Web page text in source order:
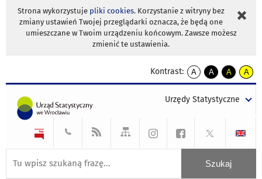
Strona wykorzystuje pliki cookies. Korzystanie z witryny bez
zmiany ustawień Twojej przeglądarki oznacza, że będą one
umieszczane w Twoim urządzeniu końcowym. Zawsze możesz
zmienić te ustawienia.
Kontrast:
A
kontrast
A
kontrast
tekst
czarnym
A
kontrast
tekst
czarnym
A
tekst
żółtym
Urzędy Statystyczne